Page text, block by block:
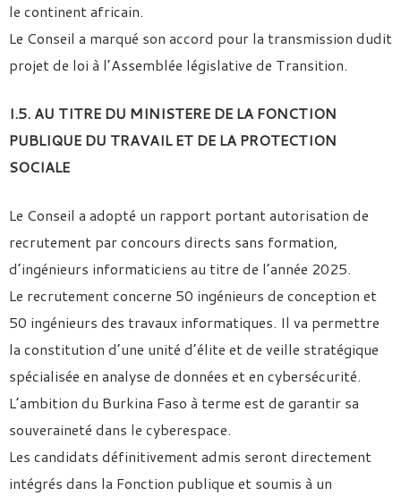
le continent africain.
Le Conseil a marqué son accord pour la transmission dudit
projet de loi à l’Assemblée législative de Transition.
I.5. AU TITRE DU MINISTERE DE LA FONCTION
PUBLIQUE DU TRAVAIL ET DE LA PROTECTION
SOCIALE
Le Conseil a adopté un rapport portant autorisation de
recrutement par concours directs sans formation,
d’ingénieurs informaticiens au titre de l’année 2025.
Le recrutement concerne 50 ingénieurs de conception et
50 ingénieurs des travaux informatiques. Il va permettre
la constitution d’une unité d’élite et de veille stratégique
spécialisée en analyse de données et en cybersécurité.
L’ambition du Burkina Faso à terme est de garantir sa
souveraineté dans le cyberespace.
Les candidats définitivement admis seront directement
intégrés dans la Fonction publique et soumis à un